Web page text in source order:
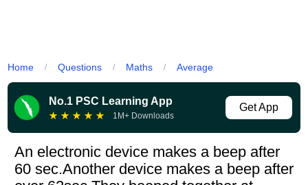
Home / Questions / Maths / Average
No.1 PSC Learning App
★ ★ ★ ★ ★ 1M+ Downloads
Get App
An electronic device makes a beep after
60 sec.Another device makes a beep after